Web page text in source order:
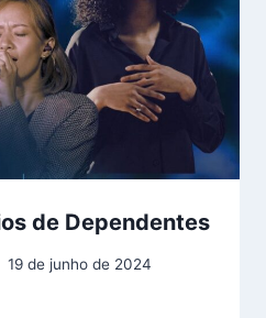
de Dependentes
19 de junho de 2024